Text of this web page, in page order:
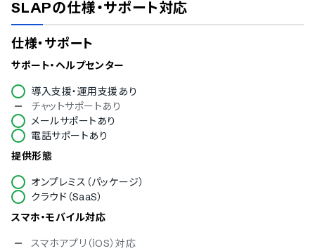
SLAPの仕様・サポート対応
仕様・サポート
サポート・ヘルプセンター
導入支援・運用支援あり
チャットサポートあり
メールサポートあり
電話サポートあり
提供形態
オンプレミス（パッケージ）
クラウド（SaaS）
スマホ・モバイル対応
スマホアプリ（iOS）対応